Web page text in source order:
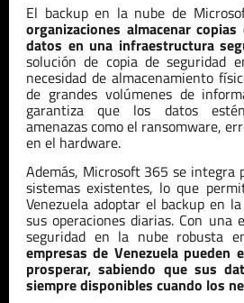
El backup en la nube de
organizaciones almacenar
datos en una infraestructura
solución de copia de seguridad
necesidad de almacenamiento
de grandes volúmenes de
garantiza que los datos
amenazas como el ransomware,
en el hardware.
Además, Microsoft 365 se integra
sistemas existentes, lo que
Venezuela adoptar el backup en
sus operaciones diarias. Con una
seguridad en la nube robusta
empresas de Venezuelapueden
prosperar, sabiendo que sus
siempre disponibles cuando los